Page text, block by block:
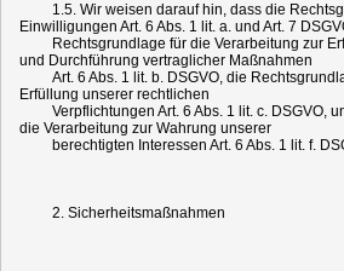
1.5. Wir weisen darauf hin, dass die
Einwilligungen Art. 6 Abs. 1 lit. a. und Art. 7
Rechtsgrundlage für die Verarbeitung zur
und Durchführung vertraglicher Maßnahmen
Art. 6 Abs. 1 lit. b. DSGVO, die
Erfüllung unserer rechtlichen
Verpflichtungen Art. 6 Abs. 1 lit. c. DSGVO,
die Verarbeitung zur Wahrung unserer
berechtigten Interessen Art. 6 Abs. 1 lit. f.
2. Sicherheitsmaßnahmen